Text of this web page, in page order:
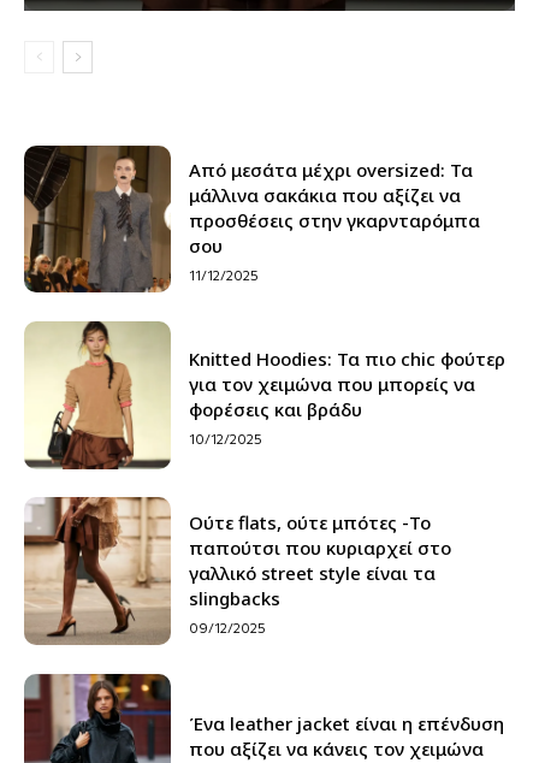
Από μεσάτα μέχρι oversized: Τα
μάλλινα σακάκια που αξίζει να
προσθέσεις στην γκαρνταρόμπα
σου
11/12/2025
Knitted Hoodies: Τα πιο chic φούτερ
για τον χειμώνα που μπορείς να
φορέσεις και βράδυ
10/12/2025
Ούτε flats, ούτε μπότες -Το
παπούτσι που κυριαρχεί στο
γαλλικό street style είναι τα
slingbacks
09/12/2025
Ένα leather jacket είναι η επένδυση
που αξίζει να κάνεις τον χειμώνα